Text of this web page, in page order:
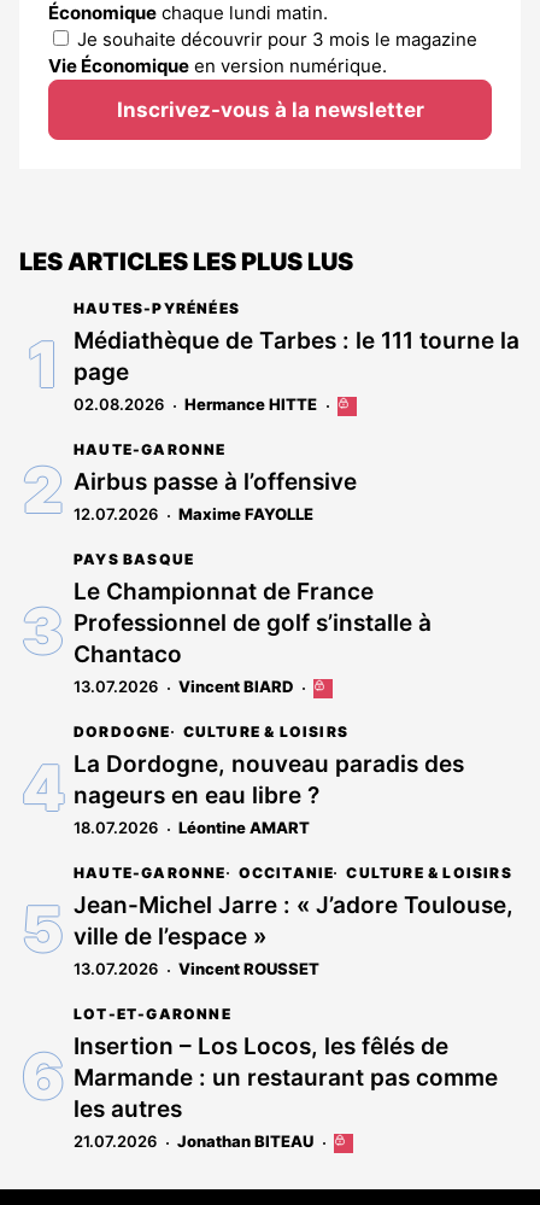
Économique chaque lundi matin.
Je souhaite découvrir pour 3 mois le magazine
Vie Économique en version numérique.
Inscrivez-vous à la newsletter
LES ARTICLES LES PLUS LUS
HAUTES-PYRÉNÉES
Médiathèque de Tarbes : le 111 tourne la
page
02.08.2026 Hermance HITTE
Cet
réservé
HAUTE-GARONNE
Airbus passe à l’offensive
12.07.2026 Maxime FAYOLLE
PAYS BASQUE
Le Championnat de France
Professionnel de golf s’installe à
Chantaco
13.07.2026 Vincent BIARD
Cet
est
réservé
aux
abonnés
DORDOGNE CULTURE & LOISIRS
La Dordogne, nouveau paradis des
nageurs en eau libre ?
18.07.2026 Léontine AMART
HAUTE-GARONNE OCCITANIE CULTURE & LOISIRS
Jean-Michel Jarre : « J’adore Toulouse,
ville de l’espace »
13.07.2026 Vincent ROUSSET
LOT-ET-GARONNE
Insertion – Los Locos, les fêlés de
Marmande : un restaurant pas comme
les autres
21.07.2026 Jonathan BITEAU
Cet
est